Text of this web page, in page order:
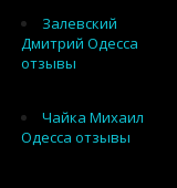
Залевский
Дмитрий Одесса
отзывы
Чайка Михаил
Одесса отзывы